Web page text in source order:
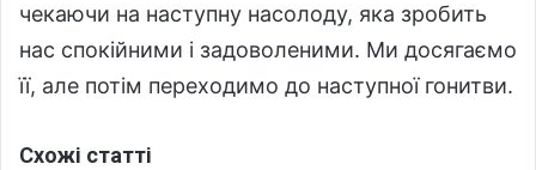
чекаючи на наступну насолоду, яка зробить
нас спокійними і задоволеними. Ми досягаємо
її, але потім переходимо до наступної гонитви.
Схожі статті